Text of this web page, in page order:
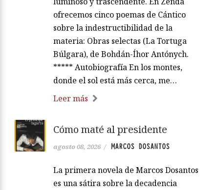
ofrecemos cinco poemas de Cántico
sobre la indestructibilidad de la
materia: Obras selectas (La Tortuga
Búlgara), de Bohdán-Íhor Antónych.
***** Autobiografía En los montes,
donde el sol está más cerca, me…
Leer más
Cómo maté al presidente
agosto 08, 2026 / MARCOS DOSANTOS
La primera novela de Marcos Dosantos
es una sátira sobre la decadencia